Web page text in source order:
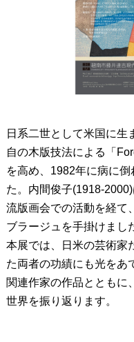
日系二世として米国に生
自の木版技法による「
を高め、1982年に病に
た。内間俊子(1918-
流版画会での活動を経て
ブラージュを手掛けまし
本展では、日米の芸術家
た両者の功績にも光をあ
関連作家の作品とともに
世界を振り返ります。